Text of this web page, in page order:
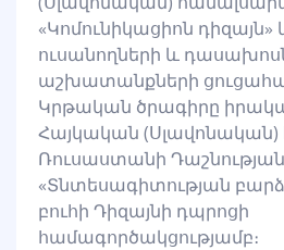
«Կոմունիկացիոն
ուսանողների և
աշխատանքների
Կրթական ծրագիրը
Հայկական
Ռուսաստանի Դաշնության
«Տնտեսագիտության
բուհի Դիզայնի դպրոցի
համագործակցությամբ։